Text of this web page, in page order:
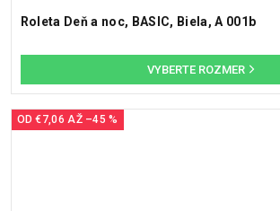
Roleta Deň a noc, BASIC, Biela, A 001b
OD€7,06 AŽ –45 %